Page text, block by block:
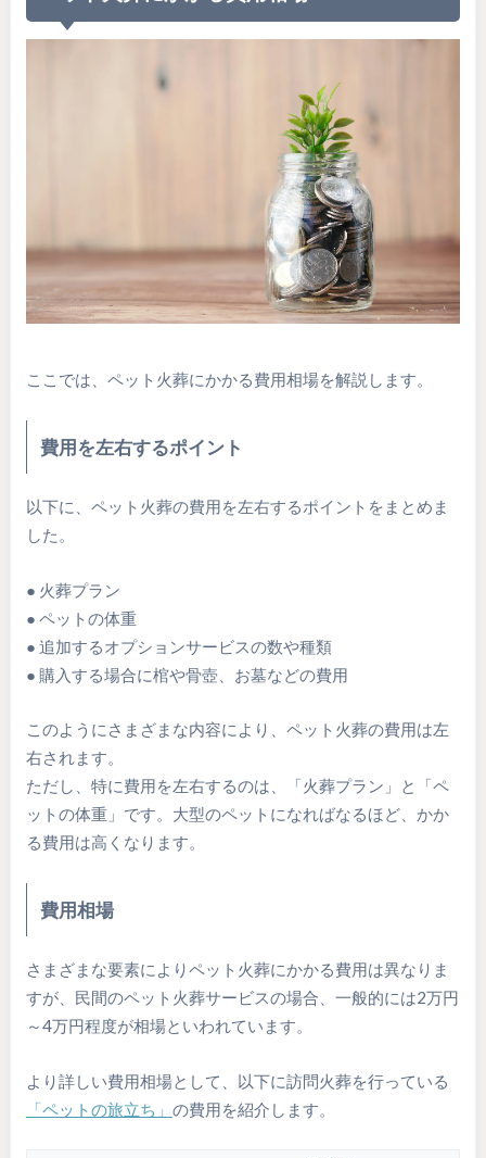
ここでは、ペット火葬にかかる費用相場を解説します。
費用を左右するポイント
以下に、ペット火葬の費用を左右するポイントをまとめま
した。
● 火葬プラン
● ペットの体重
● 追加するオプションサービスの数や種類
● 購入する場合に棺や骨壺、お墓などの費用
このようにさまざまな内容により、ペット火葬の費用は左
右されます。
ただし、特に費用を左右するのは、「火葬プラン」と「ペ
ットの体重」です。大型のペットになればなるほど、かか
る費用は高くなります。
費用相場
さまざまな要素によりペット火葬にかかる費用は異なりま
すが、民間のペット火葬サービスの場合、一般的には2万円
～4万円程度が相場といわれています。
より詳しい費用相場として、以下に訪問火葬を行っている
「ペットの旅立ち」 の費用を紹介します。